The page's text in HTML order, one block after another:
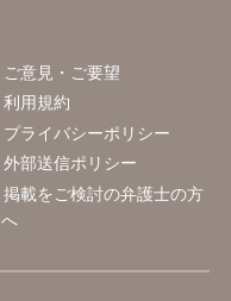
ご意見・ご要望
利用規約
プライバシーポリシー
外部送信ポリシー
掲載をご検討の弁護士の方
へ